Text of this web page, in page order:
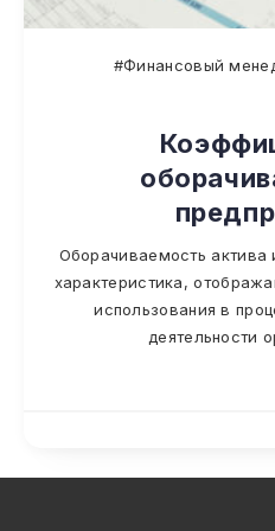
#Финансовый
Оборачиваемость актива
характеристика,
использования в
деятельности